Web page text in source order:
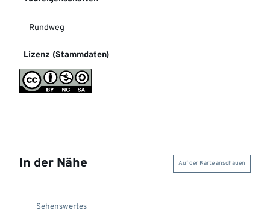
Rundweg
Lizenz (Stammdaten)
In der Nähe Auf der Karte anschauen
Sehenswertes